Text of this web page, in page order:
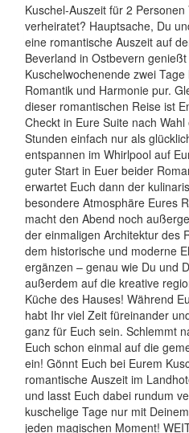
Kuschel-Auszeit für 2
verheiratet? Hauptsache, Du
eine romantische Auszeit auf
Beverland in Ostbevern
Kuschelwochenende zwei
Romantik und Harmonie pur.
dieser romantischen Reise ist
Checkt in Eure Suite nach
Stunden einfach nur als
entspannen im Whirlpool auf
guter Start in Euer beider
erwartet Euch dann der
besondere Atmosphäre Eures
macht den Abend noch
der einmaligen Architektur des
dem historische und moderne
ergänzen – genau wie Du und
außerdem auf die kreative
Küche des Hauses! Während
habt Ihr viel Zeit füreinander
ganz für Euch sein. Schlemmt
Euch schon einmal auf die
ein! Gönnt Euch bei Eurem
romantische Auszeit im
und lasst Euch dabei rundum
kuschelige Tage nur mit
jeden magischen Moment!